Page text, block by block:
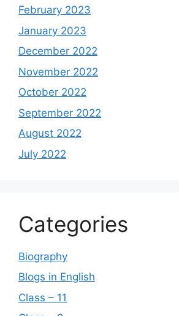
February 2023
January 2023
December 2022
November 2022
October 2022
September 2022
August 2022
July 2022
Categories
Biography
Blogs in English
Class – 11